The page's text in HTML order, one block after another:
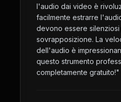
l'audio dai video è
facilmente estrarre
devono essere
sovrapposizione. La
dell'audio è
questo strumento
completamente gratuito!"